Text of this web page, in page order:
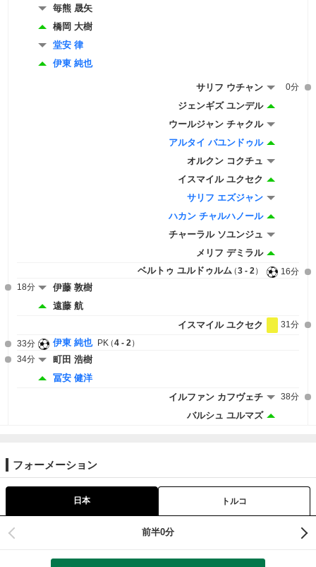
毎熊 晟矢
橋岡 大樹
堂安 律
伊東 純也
0分
サリフ ウチャン
ジェンギズ ユンデル
ウールジャン チャクル
アルタイ バユンドゥル
オルクン コクチュ
イスマイル ユクセク
サリフ エズジャン
ハカン チャルハノール
チャーラル ソユンジュ
メリフ デミラル
16分
ベルトゥ ユルドゥルム 3 - 2
18分
伊藤 敦樹
遠藤 航
31分
イスマイル ユクセク
33分 伊東 純也 PK 4 - 2
34分
町田 浩樹
冨安 健洋
38分
イルファン カフヴェチ
バルシュ ユルマズ
フォーメーション
日本 トルコ
前半0分